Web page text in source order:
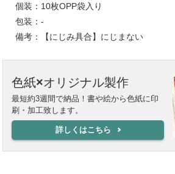
個装：10枚OPP袋入り
包装：-
備考：【にじみ具合】にじまない
色紙×オリジナル製作
最短約3週間で納品！書や絵から色紙に印
刷・加工致します。
詳しくはこちら